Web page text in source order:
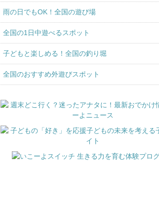
雨の日でもOK！全国の遊び場
全国の1日中遊べるスポット
子どもと楽しめる！全国の釣り堀
全国のおすすめ外遊びスポット